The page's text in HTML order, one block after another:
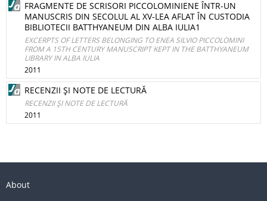
FRAGMENTE DE SCRISORI PICCOLOMINIENE ÎNTR-UN
MANUSCRIS DIN SECOLUL AL XV-LEA AFLAT ÎN CUSTODIA
BIBLIOTECII BATTHYANEUM DIN ALBA IULIA1
EXCERPTS OF LETTERS BELONGING TO ENEA SILVIO PICCOLOMINI
FROM A 15TH CENTURY MANUSCRIPT KEPT IN THE BATTHYANEUM
LIBRARY IN ALBA IULIA
2011
RECENZII ŞI NOTE DE LECTURĂ
RECENZII ŞI NOTE DE LECTURĂ
2011
About